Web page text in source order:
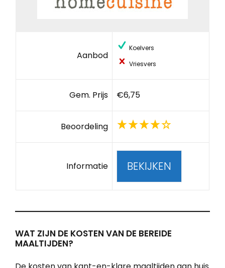
Aanbod
Koelvers
Vriesvers
Gem. Prijs €6,75
Beoordeling
Informatie BEKIJKEN
WAT ZIJN DE KOSTEN VAN DE BEREIDE
MAALTIJDEN?